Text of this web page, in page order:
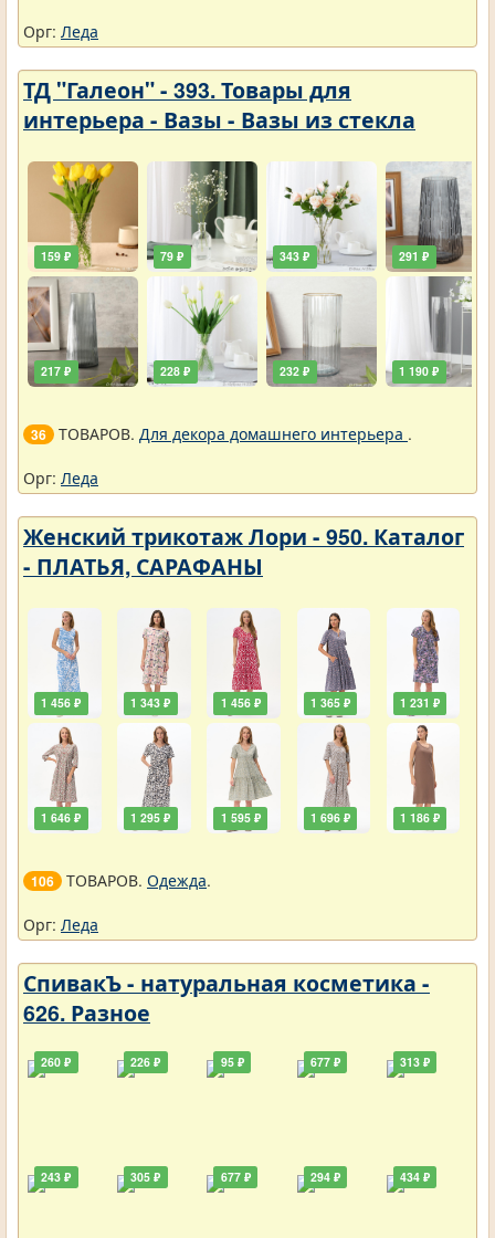
Орг: Леда
ТД "Галеон" - 393. Товары для
интерьера - Вазы - Вазы из стекла
159 ₽
217 ₽
79 ₽
228 ₽
343 ₽
232 ₽
291 ₽
1 190 ₽
36 ТОВАРОВ. Для декора домашнего интерьера .
Орг: Леда
Женский трикотаж Лори - 950. Каталог
- ПЛАТЬЯ, САРАФАНЫ
1 456 ₽
1 646 ₽
1 343 ₽
1 295 ₽
1 456 ₽
1 595 ₽
1 365 ₽
1 696 ₽
1 231 ₽
1 186 ₽
106 ТОВАРОВ. Одежда.
Орг: Леда
СпивакЪ - натуральная косметика -
626. Разное
260 ₽
243 ₽
226 ₽
305 ₽
95 ₽
677 ₽
677 ₽
294 ₽
313 ₽
434 ₽